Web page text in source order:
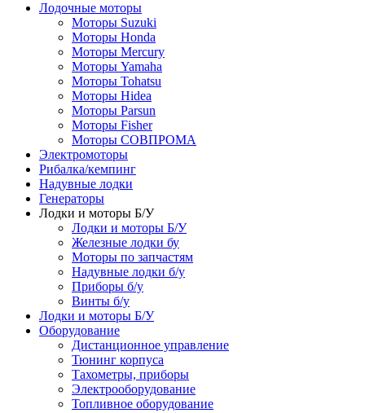
Лодочные моторы
Моторы Suzuki
Моторы Honda
Моторы Mercury
Моторы Yamaha
Моторы Tohatsu
Моторы Hidea
Моторы Parsun
Моторы Fisher
Моторы СОВПРОМА
Электромоторы
Рибалка/кемпинг
Надувные лодки
Генераторы
Лодки и моторы Б/У
Лодки и моторы Б/У
Железные лодки бу
Моторы по запчастям
Надувные лодки б/у
Приборы б/у
Винты б/у
Лодки и моторы Б/У
Оборудование
Дистанционное управление
Тюнинг корпуса
Тахометры, приборы
Электрооборудование
Топливное оборудование